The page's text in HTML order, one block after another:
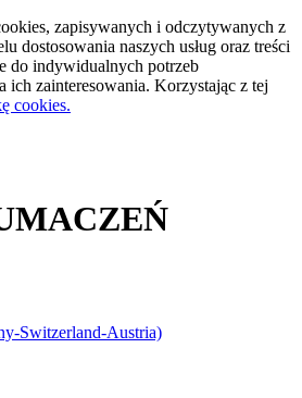
zapisywanych i odczytywanych z
dostosowania naszych usług oraz treści
do indywidualnych potrzeb
zainteresowania. Korzystając z tej
cookies.